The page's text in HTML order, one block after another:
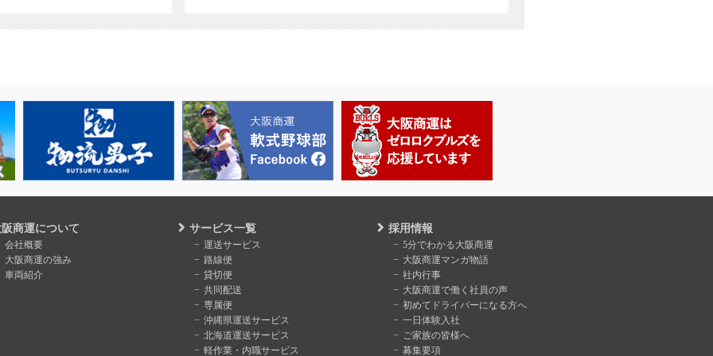
商運について
会社概要
大阪商運の強み
車両紹介
サービス一覧
運送サービス
路線便
貸切便
共同配送
専属便
沖縄県運送サービス
北海道運送サービス
軽作業・内職サービス
採用情報
5分でわかる大阪商運
大阪商運マンガ物語
社内行事
大阪商運で働く社員の声
初めてドライバーになる方へ
一日体験入社
ご家族の皆様へ
募集要項